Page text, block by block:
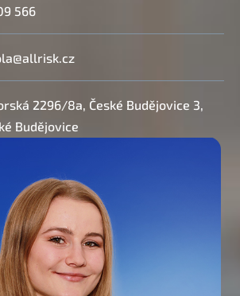
566
2296/8a, České Budějovice 3,
Budějovice